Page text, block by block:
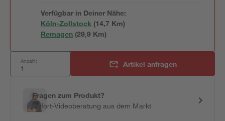
Verfügbar in Deiner Nähe:
Köln-Zollstock (14,7 Km)
Remagen (29,9 Km)
Anzahl: Artikel anfragen
Fragen zum Produkt?
Sofort-Videoberatung aus dem Markt